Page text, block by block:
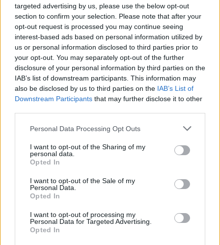
targeted advertising by us, please use the below opt-out
section to confirm your selection. Please note that after your
opt-out request is processed you may continue seeing
interest-based ads based on personal information utilized by
us or personal information disclosed to third parties prior to
your opt-out. You may separately opt-out of the further
disclosure of your personal information by third parties on the
IAB’s list of downstream participants. This information may
also be disclosed by us to third parties on the IAB’s List of
Downstream Participants that may further disclose it to other
Please note that this website/app uses one or more Google
not limited to your visit or usage behaviour. You may click to
grant or deny consent to Google and its third-party tags to
use your data for below specified purposes in below Google
consent section.
Personal Data Processing Opt Outs
I want to opt-out of the Sharing of my
personal data.
Opted In
I want to opt-out of the Sale of my
Personal Data.
Opted In
I want to opt-out of processing my
Personal Data for Targeted Advertising.
Opted In
Követem
#REGGELI # CSÓRICS BALÁZS #PRIBELSZKI NORBI
#BARÁTOK KÖZT #SOROZAT #PELLER MARIANN
Népszerű